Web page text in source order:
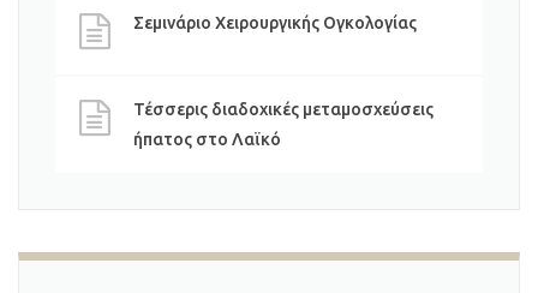
Σεμινάριο Χειρουργικής Ογκολογίας
Τέσσερις διαδοχικές μεταμοσχεύσεις
ήπατος στο Λαϊκό